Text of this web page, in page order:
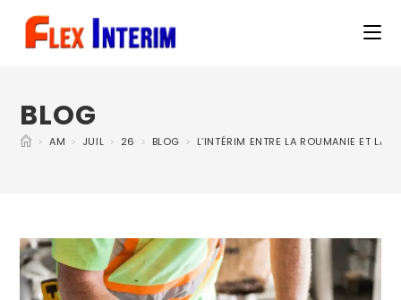
BLOG
> AM > JUIL > 26 > BLOG > L’INTÉRIM ENTRE LA ROUMANIE ET LA